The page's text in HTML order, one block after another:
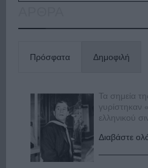
Πρόσφατα Δημοφιλή
Τα σημεία
γυρίστηκαν
ελληνικού
Διαβάστε